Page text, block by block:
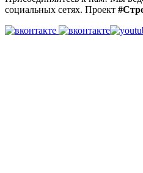
социальных сетях. Проект